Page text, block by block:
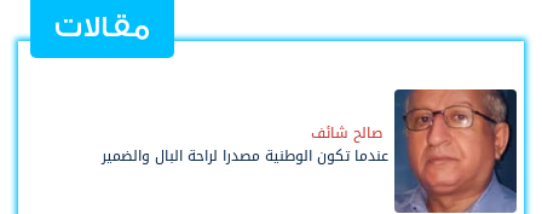
مقالات
صالح شائف
عندما تكون الوطنية مصدرا لراحة البال والضمير